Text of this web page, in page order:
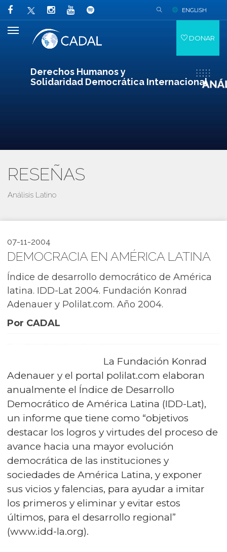
Derechos Humanos y
Solidaridad Democrática Internacional
ENGLISH
DONAR
RESEÑAS
Análisis Latino
07-11-2004
DEMOCRACIA EN AMÉRICA LATINA
Índice de desarrollo democrático de América
latina. IDD-Lat 2004. Fundación Konrad
Adenauer y Polilat.com. Año 2004.
Por CADAL
La Fundación Konrad
Adenauer y el portal polilat.com elaboran
anualmente el Índice de Desarrollo
Democrático de América Latina (IDD-Lat),
un informe que tiene como “objetivos
destacar los logros y virtudes del proceso de
avance hacia una mayor evolución
democrática de las instituciones y
sociedades de América Latina, y exponer
sus vicios y falencias, para ayudar a imitar
los primeros y eliminar y evitar estos
últimos, para el desarrollo regional”
(www.idd-la.org).